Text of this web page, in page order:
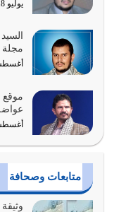
أغسطس 2, 2026
السبب الرئيسي
لحدود الله
أغسطس 1, 2026
أبرز أسباب
المتمثل في القرآن
يوليو 31, 2026
أولياء الشيطان
أكثر ضعفاً
يوليو 30, 2026
يوليو 18, 2018
مجلة
أغسطس 30,
موقع
أغسطس 15,
متابعات وصحافة